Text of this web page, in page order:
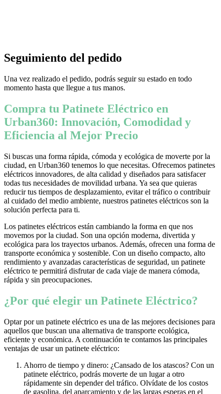
Seguimiento del pedido
Una vez realizado el pedido, podrás seguir su estado en todo
momento hasta que llegue a tus manos.
Compra tu Patinete Eléctrico en
Urban360: Innovación, Comodidad y
Eficiencia al Mejor Precio
Si buscas una forma rápida, cómoda y ecológica de moverte por la
ciudad, en Urban360 tenemos lo que necesitas. Ofrecemos patinetes
eléctricos innovadores, de alta calidad y diseñados para satisfacer
todas tus necesidades de movilidad urbana. Ya sea que quieras
reducir tus tiempos de desplazamiento, evitar el tráfico o contribuir
al cuidado del medio ambiente, nuestros patinetes eléctricos son la
solución perfecta para ti.
Los patinetes eléctricos están cambiando la forma en que nos
movemos por la ciudad. Son una opción moderna, divertida y
ecológica para los trayectos urbanos. Además, ofrecen una forma de
transporte económica y sostenible. Con un diseño compacto, alto
rendimiento y avanzadas características de seguridad, un patinete
eléctrico te permitirá disfrutar de cada viaje de manera cómoda,
rápida y sin preocupaciones.
¿Por qué elegir un Patinete Eléctrico?
Optar por un patinete eléctrico es una de las mejores decisiones para
aquellos que buscan una alternativa de transporte ecológica,
eficiente y económica. A continuación te contamos las principales
ventajas de usar un patinete eléctrico:
Ahorro de tiempo y dinero: ¿Cansado de los atascos? Con un
patinete eléctrico, podrás moverte de un lugar a otro
rápidamente sin depender del tráfico. Olvídate de los costos
de gasolina, del aparcamiento y de las largas esperas en el